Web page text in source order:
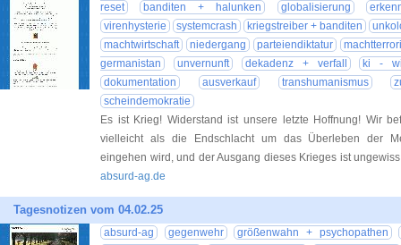
reset
banditen + halunken globalisierung
virenhysterie
systemcrash kriegstreiber + banditen
machtwirtschaft
niedergang parteiendiktatur
germanistan
unvernunft dekadenz + verfall
ki -
dokumentation
ausverkauf transhumanismus
scheindemokratie
Es ist Krieg! Widerstand ist unsere letzte Hoffnung! Wir
vielleicht als die Endschlacht um das Überleben der
eingehen wird, und der Ausgang dieses Krieges ist
absurd-ag.de
Tagesnotizen vom 04.02.25
absurd-ag gegenwehr
größenwahn + psychopathen